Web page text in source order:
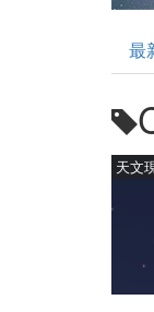
最
天文